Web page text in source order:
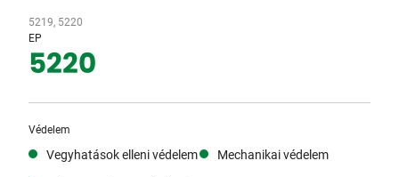
5219, 5220
EP
5220
Védelem
Vegyhatások elleni védelem
Mechanikai védelem